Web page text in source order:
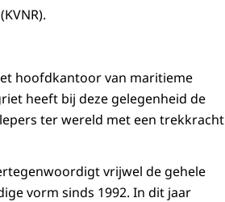
hoofdkantoor van maritieme
heeft bij deze gelegenheid de
ter wereld met een trekkracht
vrijwel de gehele
vorm sinds 1992. In dit jaar